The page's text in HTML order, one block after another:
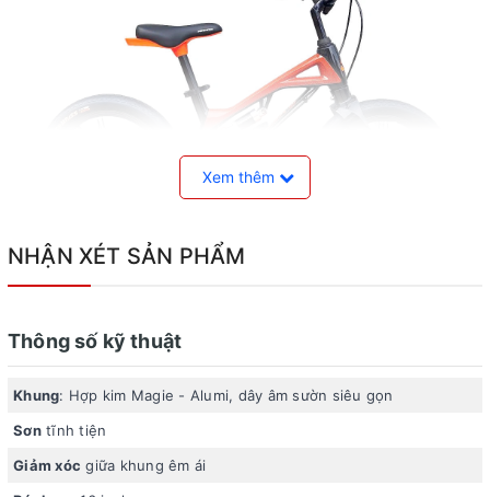
khung, mang lại cảm giác êm ái, giảm thiểu rung động khi
Ngoài ra, xe còn được tặng kèm chân chống và bộ phụ
kiện tháo lắp, giúp người sử dụng dễ dàng điều chỉnh và
Xem thêm
NHẬN XÉT SẢN PHẨM
Thông số kỹ thuật
Khung: Hợp kim Magie - Alumi, dây âm sườn siêu gọn
Sơntĩnh tiện
Giảm xóc giữa khung êm ái